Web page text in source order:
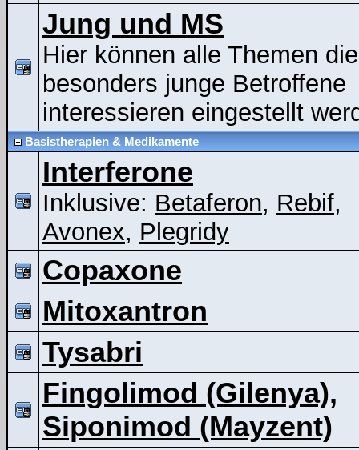
Jung und MS
Hier können alle Themen die
besonders junge Betroffene
interessieren eingestellt
Basistherapien & Medikamente
Interferone
Inklusive: Betaferon, Rebif,
Avonex, Plegridy
Copaxone
Mitoxantron
Tysabri
Fingolimod (Gilenya),
Siponimod (Mayzent)